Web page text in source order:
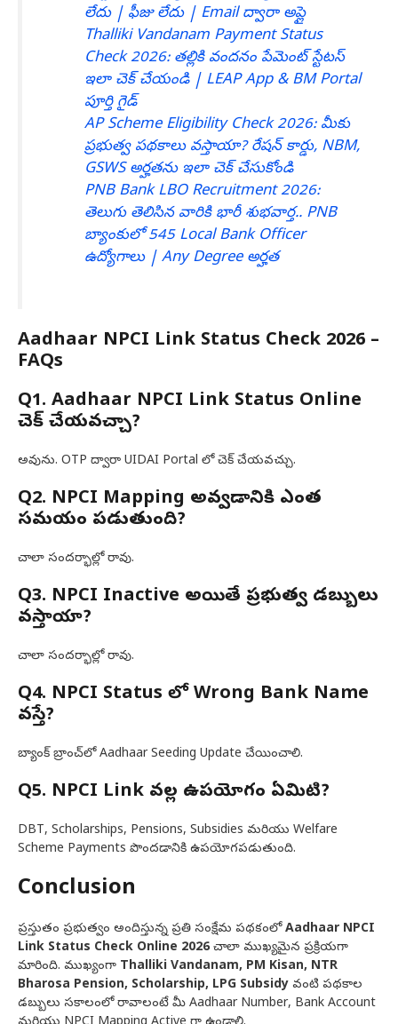
లేదు | ఫీజు లేదు | Email ద్వారా అప్లై
Thalliki Vandanam Payment Status
Check 2026: తల్లికి వందనం పేమెంట్ స్టేటస్
ఇలా చెక్ చేయండి | LEAP App & BM Portal
పూర్తి గైడ్
AP Scheme Eligibility Check 2026: మీకు
ప్రభుత్వ పథకాలు వస్తాయా? రేషన్ కార్డు, NBM,
GSWS అర్హతను ఇలా చెక్ చేసుకోండి
PNB Bank LBO Recruitment 2026:
తెలుగు తెలిసిన వారికి భారీ శుభవార్త.. PNB
బ్యాంకులో 545 Local Bank Officer
ఉద్యోగాలు | Any Degree అర్హత
Aadhaar NPCI Link Status Check 2026 –
FAQs
Q1. Aadhaar NPCI Link Status Online
చెక్ చేయవచ్చా?
అవును. OTP ద్వారా UIDAI Portal లో చెక్ చేయవచ్చు.
Q2. NPCI Mapping అవ్వడానికి ఎంత
సమయం పడుతుంది?
చాలా సందర్భాల్లో రావు.
Q3. NPCI Inactive అయితే ప్రభుత్వ డబ్బులు
వస్తాయా?
చాలా సందర్భాల్లో రావు.
Q4. NPCI Status లో Wrong Bank Name
వస్తే?
బ్యాంక్ బ్రాంచ్‌లో Aadhaar Seeding Update చేయించాలి.
Q5. NPCI Link వల్ల ఉపయోగం ఏమిటి?
DBT, Scholarships, Pensions, Subsidies మరియు Welfare
Scheme Payments పొందడానికి ఉపయోగపడుతుంది.
Conclusion
ప్రస్తుతం ప్రభుత్వం అందిస్తున్న ప్రతి సంక్షేమ పథకంలోAadhaar NPCI
Link Status Check Online 2026 చాలా ముఖ్యమైన ప్రక్రియగా
మారింది. ముఖ్యంగా Thalliki Vandanam, PM Kisan, NTR
Bharosa Pension, Scholarship, LPG Subsidy వంటి పథకాల
డబ్బులు సకాలంలో రావాలంటే మీ Aadhaar Number, Bank Account